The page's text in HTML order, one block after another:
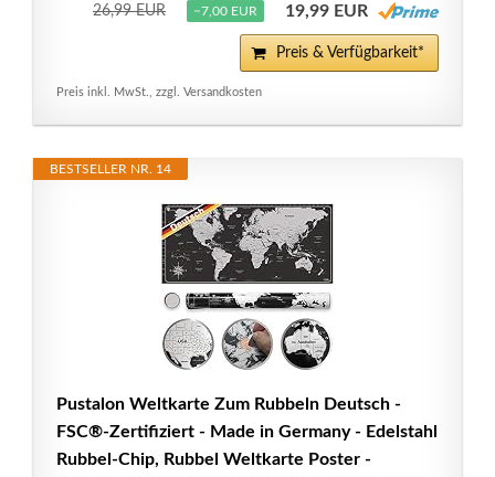
26,99 EUR −7,00 EUR 19,99 EUR
Preis & Verfügbarkeit*
Preis inkl. MwSt., zzgl. Versandkosten
BESTSELLER NR. 14
Pustalon Weltkarte Zum Rubbeln Deutsch -
FSC®-Zertifiziert - Made in Germany - Edelstahl
Rubbel-Chip, Rubbel Weltkarte Poster -